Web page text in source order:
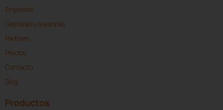
Empresas
Gestorías y Asesorías
Partners
Precios
Contacto
Blog
Productos